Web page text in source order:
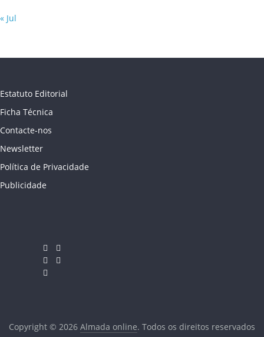
« Jul
Estatuto Editorial
Ficha Técnica
Contacte-nos
Newsletter
Política de Privacidade
Publicidade
Copyright © 2026 Almada online. Todos os direitos reservados